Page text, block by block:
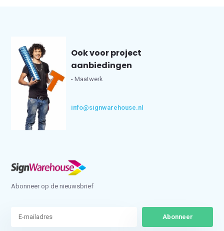
Ook voor project
aanbiedingen
- Maatwerk
info@signwarehouse.nl
Abonneer op de nieuwsbrief
Abonneer